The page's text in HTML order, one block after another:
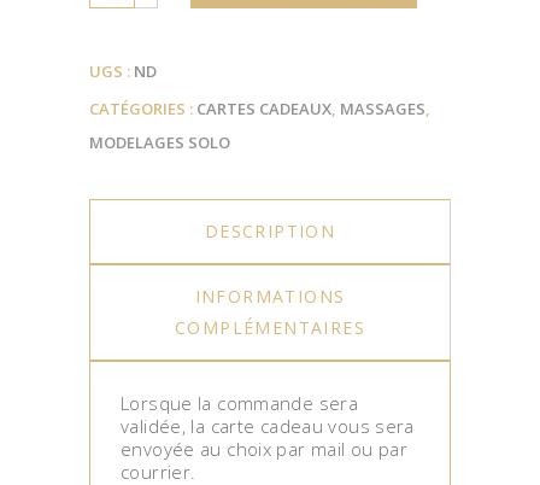
UGS : ND
CATÉGORIES : CARTES CADEAUX, MASSAGES,
MODELAGES SOLO
DESCRIPTION
INFORMATIONS
COMPLÉMENTAIRES
Lorsque la commande sera
validée, la carte cadeau vous sera
envoyée au choix par mail ou par
courrier.